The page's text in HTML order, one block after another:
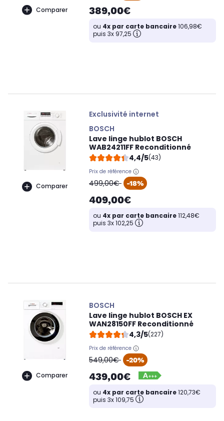
Comparer 389,00€
ou 4x par carte bancaire106,98€
puis 3x 97,25
Comparer
Exclusivité internet
BOSCH
Lave linge hublot BOSCH
WAB24211FF Reconditionné
4,4/5(43)
Prix de référence
oldPrice
499,00€ -18%
409,00€
ou 4x par carte bancaire112,48€
puis 3x 102,25
Comparer
BOSCH
Lave linge hublot BOSCH EX
WAN28150FF Reconditionné
4,3/5(227)
Prix de référence
oldPrice
549,00€ -20%
439,00€
ou 4x par carte bancaire120,73€
puis 3x 109,75